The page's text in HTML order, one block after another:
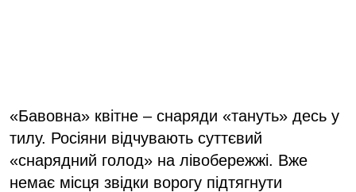
«Бавовна» квітне – снаряди «тануть» десь у
тилу. Росіяни відчувають суттєвий
«снарядний голод» на лівобережжі. Вже
немає місця звідки ворогу підтягнути